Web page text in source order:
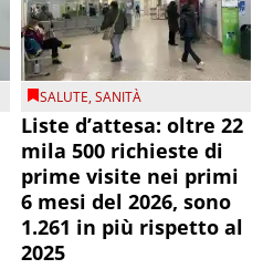
SALUTE,SANITÀ
Liste d’attesa: oltre 22
mila 500 richieste di
prime visite nei primi
6 mesi del 2026, sono
1.261 in più rispetto al
2025